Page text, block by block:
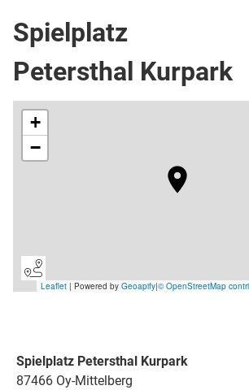
Spielplatz
Petersthal Kurpark
Spielplatz Petersthal Kurpark
87466 Oy-Mittelberg